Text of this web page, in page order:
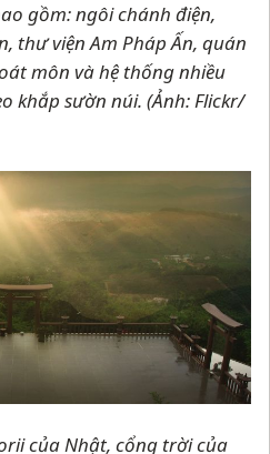
gồm: ngôi chánh điện,
thư viện Am Pháp Ấn, quán
môn và hệ thống nhiều
khắp sườn núi. (Ảnh: Flickr/
của Nhật, cổng trời của